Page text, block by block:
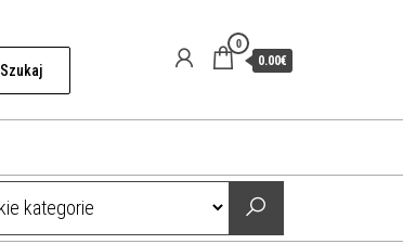
Szukaj
0
0.00€